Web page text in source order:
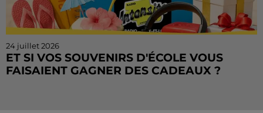
24 juillet 2026
ET SI VOS SOUVENIRS D'ÉCOLE VOUS
FAISAIENT GAGNER DES CADEAUX ?